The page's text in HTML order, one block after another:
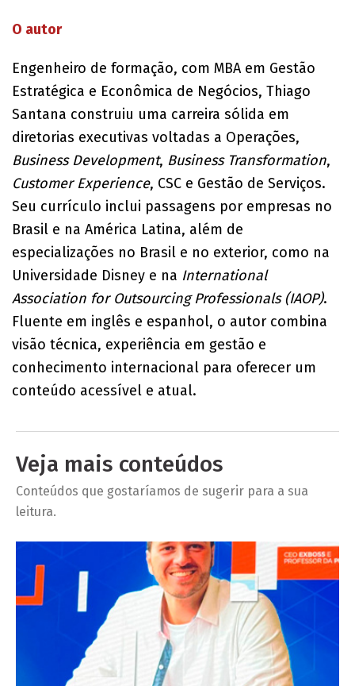
O autor
Engenheiro de formação, com MBA em Gestão
Estratégica e Econômica de Negócios, Thiago
Santana construiu uma carreira sólida em
diretorias executivas voltadas a Operações,
Business Development, Business Transformation,
Customer Experience, CSC e Gestão de Serviços.
Seu currículo inclui passagens por empresas no
Brasil e na América Latina, além de
especializações no Brasil e no exterior, como na
Universidade Disney e na International
Association for Outsourcing Professionals (IAOP).
Fluente em inglês e espanhol, o autor combina
visão técnica, experiência em gestão e
conhecimento internacional para oferecer um
conteúdo acessível e atual.
Veja mais conteúdos
Conteúdos que gostaríamos de sugerir para a sua
leitura.